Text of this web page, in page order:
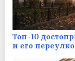
Топ-10
и его